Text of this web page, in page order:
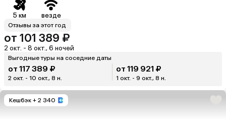
5 км везде
Отзывы за этот год
от 101 389 ₽
2 окт. - 8 окт., 6 ночей
Выгодные туры на соседние даты
от 117 389 ₽
2 окт. - 10 окт., 8 н.
от 119 921 ₽
1 окт. - 9 окт., 8 н.
Кешбэк + 2 340